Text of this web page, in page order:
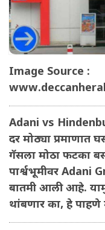
Image Source :
Adani vs
दर मोठ्या प्रमाणात
गॅसला मोठा फटका
पार्श्वभूमीवर Adani
बातमी आली आहे.
थांबणार का, हे